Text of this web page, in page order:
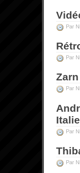
Par
Par
Zarn
Par
Par
Par